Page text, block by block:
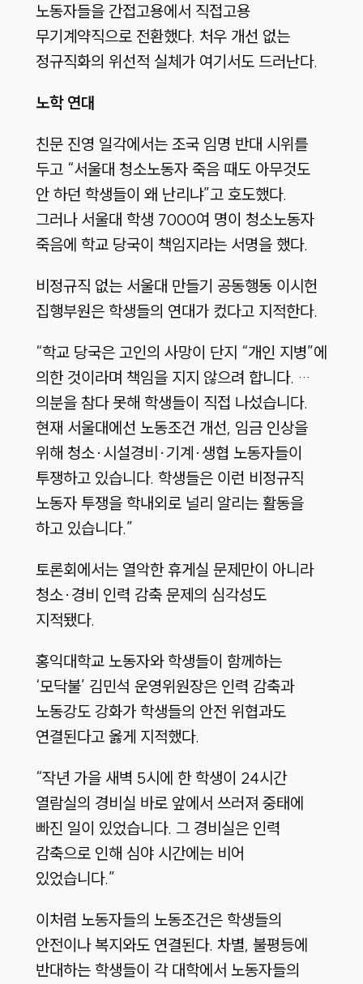
노동자들을 간접고용에서 직접고용
무기계약직으로 전환했다. 처우 개선 없는
정규직화의 위선적 실체가 여기서도 드러난다.
노학 연대
친문 진영 일각에서는 조국 임명 반대 시위를
두고 “서울대 청소노동자 죽음 때도 아무것도
안 하던 학생들이 왜 난리냐”고 호도했다.
그러나 서울대 학생 7000여 명이 청소노동자
죽음에 학교 당국이 책임지라는 서명을 했다.
비정규직 없는 서울대 만들기 공동행동 이시헌
집행부원은 학생들의 연대가 컸다고 지적한다.
“학교 당국은 고인의 사망이 단지 “개인 지병”에
의한 것이라며 책임을 지지 않으려 합니다. …
의분을 참다 못해 학생들이 직접 나섰습니다.
현재 서울대에선 노동조건 개선, 임금 인상을
위해 청소·시설경비·기계·생협 노동자들이
투쟁하고 있습니다. 학생들은 이런 비정규직
노동자 투쟁을 학내외로 널리 알리는 활동을
하고 있습니다.”
토론회에서는 열악한 휴게실 문제만이 아니라
청소·경비 인력 감축 문제의 심각성도
지적됐다.
홍익대학교 노동자와 학생들이 함께하는
‘모닥불’ 김민석 운영위원장은 인력 감축과
노동강도 강화가 학생들의 안전 위협과도
연결된다고 옳게 지적했다.
“작년 가을 새벽 5시에 한 학생이 24시간
열람실의 경비실 바로 앞에서 쓰러져 중태에
빠진 일이 있었습니다. 그 경비실은 인력
감축으로 인해 심야 시간에는 비어
있었습니다.”
이처럼 노동자들의 노동조건은 학생들의
안전이나 복지와도 연결된다. 차별, 불평등에
반대하는 학생들이 각 대학에서 노동자들의